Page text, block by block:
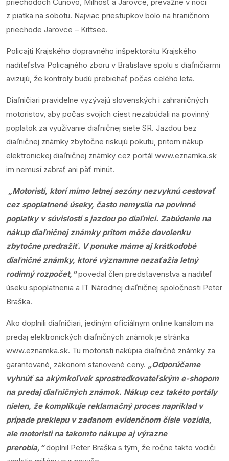
z piatka na sobotu. Najviac priestupkov bolo na hraničnom
priechode Jarovce – Kittsee.
Policajti Krajského dopravného inšpektorátu Krajského
riaditeľstva Policajného zboru v Bratislave spolu s diaľničiarmi
avizujú, že kontroly budú prebiehať počas celého leta.
Diaľničiari pravidelne vyzývajú slovenských i zahraničných
motoristov, aby počas svojich ciest nezabúdali na povinný
poplatok za využívanie diaľničnej siete SR. Jazdou bez
diaľničnej známky zbytočne riskujú pokutu, pritom nákup
elektronickej diaľničnej známky cez portál www.eznamka.sk
im nemusí zabrať ani päť minút.
„Motoristi, ktorí mimo letnej sezóny nezvyknú cestovať
cez spoplatnené úseky, často nemyslia na povinné
poplatky v súvislosti s jazdou po diaľnici. Zabúdanie na
nákup diaľničnej známky pritom môže dovolenku
zbytočne predražiť. V ponuke máme aj krátkodobé
diaľničné známky, ktoré významne nezaťažia letný
rodinný rozpočet,“povedal člen predstavenstva a riaditeľ
úseku spoplatnenia a IT Národnej diaľničnej spoločnosti Peter
Braška.
Ako doplnili diaľničiari, jediným oficiálnym online kanálom na
predaj elektronických diaľničných známok je stránka
www.eznamka.sk. Tu motoristi nakúpia diaľničné známky za
garantované, zákonom stanovené ceny. „Odporúčame
vyhnúť sa akýmkoľvek sprostredkovateľským e-shopom
na predaj diaľničných známok. Nákup cez takéto portály
nielen, že komplikuje reklamačný proces napríklad v
prípade preklepu v zadanom evidenčnom čísle vozidla,
ale motoristi na takomto nákupe aj výrazne
prerobia,“doplnil Peter Braška s tým, že ročne takto vodiči